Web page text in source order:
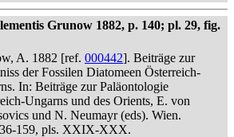
Grunow 1882, p. 140; pl. 29, fig.
A. 1882 [ref. 000442]. Beiträge zur
der Fossilen Diatomeen Österreich-
In: Beiträge zur Paläontologie
Ungarns und des Orients, E. von
und N. Neumayr (eds). Wien.
159, pls. XXIX-XXX.